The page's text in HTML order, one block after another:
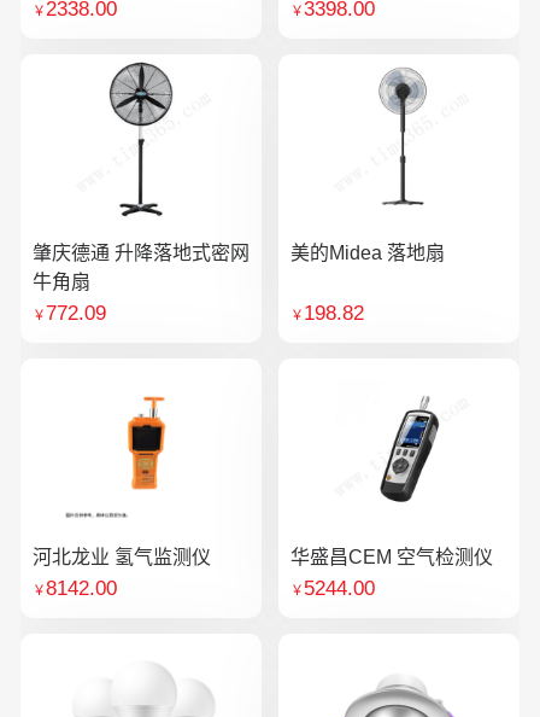
￥2338.00 ￥3398.00
肇庆德通 升降落地式密网
牛角扇
￥772.09
美的Midea 落地扇
￥ 198.82
河北龙业 氢气监测仪
￥8142.00
华盛昌CEM 空气检测仪
￥ 5244.00